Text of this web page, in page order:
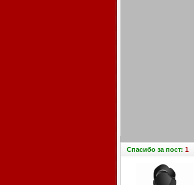
Спасибоза пост: 1